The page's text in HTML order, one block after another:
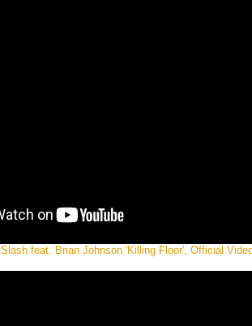
Slash feat. Brian Johnson 'Killing Floor', Official